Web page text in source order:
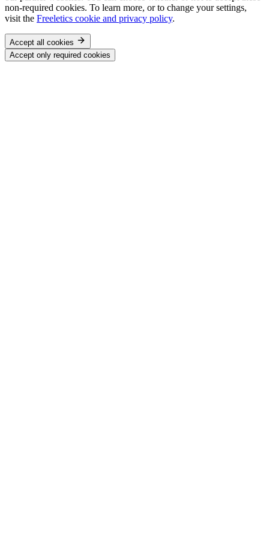
non-required cookies. To learn more, or to change your settings,
visit the Freeletics cookie and privacy policy.
Accept all cookies
Accept only required cookies